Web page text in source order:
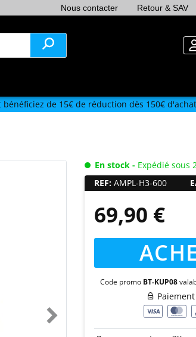
Nous contacter Retour & SAV
de 15€ de réduction dès 150€
En stock - Expédié sous
REF: AMPL-H3-600
69,90 €
Code promo BT-KUP08